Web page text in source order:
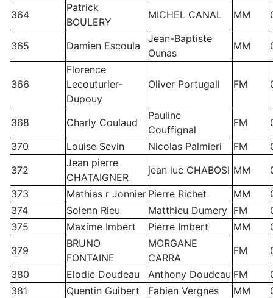
364
Patrick
BOULERY
MICHEL CANAL MM
365 Damien Escoula
Jean-Baptiste
Ounas
MM
366
Florence
Lecouturier-
Dupouy
Oliver Portugall FM
368 Charly Coulaud
Pauline
Couffignal
FM
370
Louise Sevin Nicolas Palmieri FM
372
Jean pierre
CHATAIGNER
jean luc CHABOSI MM
373
Mathias r Jonnier Pierre Richet MM
374
Solenn Rieu Matthieu Dumery FM
375
Maxime Imbert Pierre Imbert MM
379
BRUNO
FONTAINE
MORGANE
CARRA
FM
380
Elodie Doudeau Anthony Doudeau FM
381
Quentin Guibert Fabien Vergnes MM